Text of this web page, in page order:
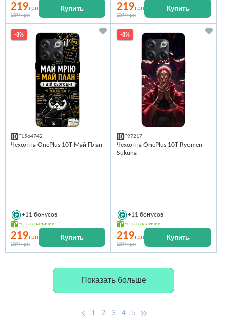
219грн
239 грн
Купить 219грн
239 грн
Купить
-8%
F1564742
Чехол на OnePlus 10T Май План
+11 бонусов
Есть в наличии
219грн
239 грн
Купить
-8%
F97217
Чехол на OnePlus 10T Ryomen
Sukuna
+11 бонусов
Есть в наличии
219грн
239 грн
Купить
Показать больше
1 2 3 4 5